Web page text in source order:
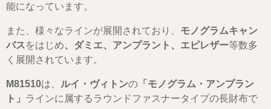
能になっています。
また、様々なラインが展開されており、 モノグラムキャン
バス をはじめ、ダミエ、アンプラント、エピレザー等数多
く展開されています。
M81510は、 ルイ・ヴィトンの 「モノグラム・アンプラン
ト」 ラインに属するラウンドファスナータイプの長財布で